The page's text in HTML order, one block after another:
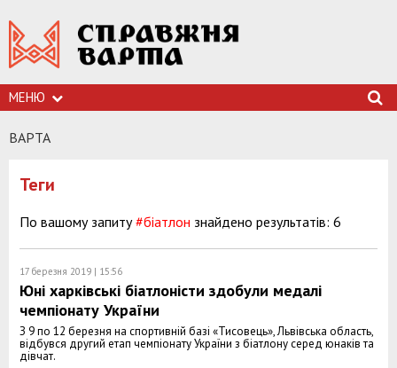
МЕНЮ
ВАРТА
Теги
По вашому запиту#біатлон знайдено результатів: 6
17 березня 2019 | 15:56
Юні харківські біатлоністи здобули медалі
чемпіонату України
З 9 по 12 березня на спортивній базі «Тисовець», Львівська область,
відбувся другий етап чемпіонату України з біатлону серед юнаків та
дівчат.